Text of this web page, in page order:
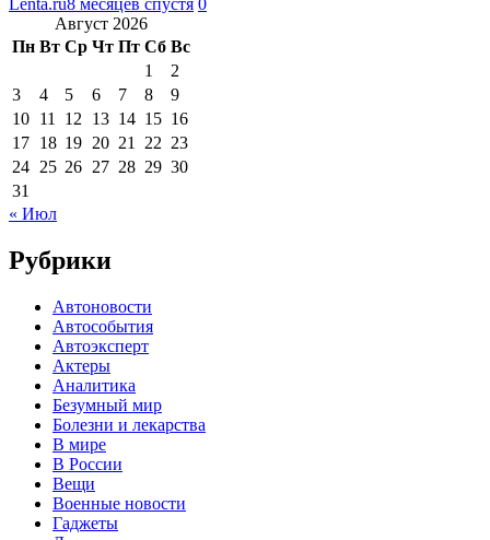
Lenta.ru8 месяцев спустя 0
Август 2026
Пн Вт Ср Чт Пт Сб Вс
1
2
3
4 5 6 7 8
9
10 11 12 13 14 15 16
17 18 19 20 21 22 23
24 25 26 27 28 29 30
31
« Июл
Рубрики
Автоновости
Автособытия
Автоэксперт
Актеры
Аналитика
Безумный мир
Болезни и лекарства
В мире
В России
Вещи
Военные новости
Гаджеты